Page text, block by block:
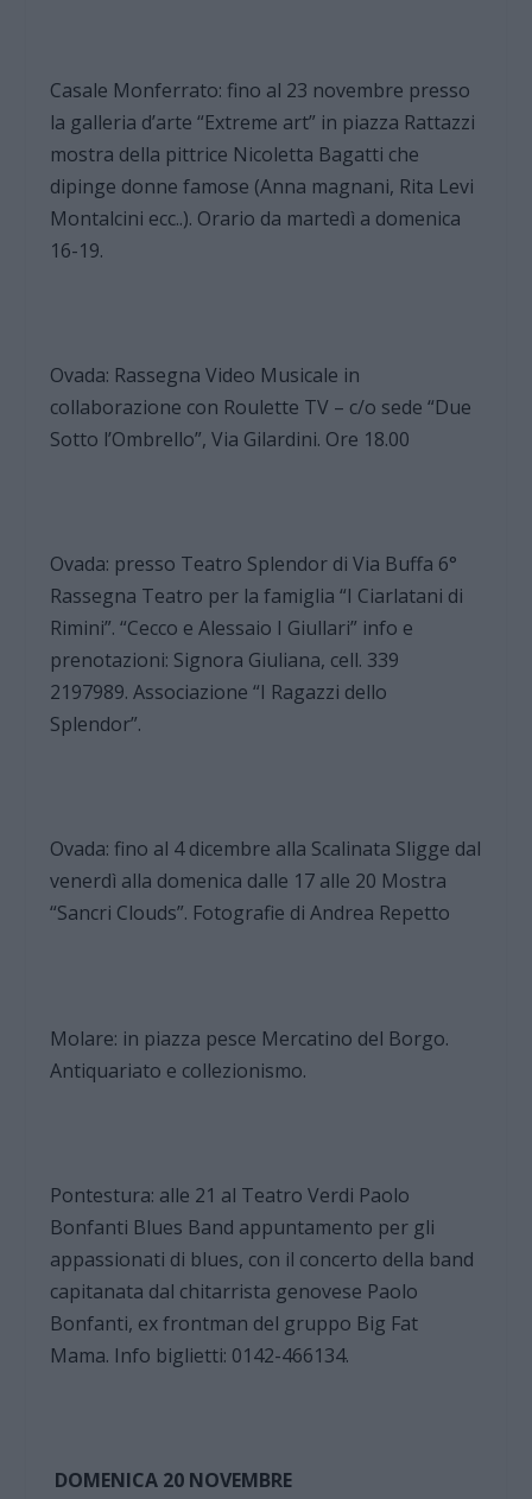
Casale Monferrato: fino al 23 novembre presso
la galleria d’arte “Extreme art” in piazza Rattazzi
mostra della pittrice Nicoletta Bagatti che
dipinge donne famose (Anna magnani, Rita Levi
Montalcini ecc..). Orario da martedì a domenica
16-19.
Ovada: Rassegna Video Musicale in
collaborazione con Roulette TV – c/o sede “Due
Sotto l’Ombrello”, Via Gilardini. Ore 18.00
Ovada: presso Teatro Splendor di Via Buffa 6°
Rassegna Teatro per la famiglia “I Ciarlatani di
Rimini”. “Cecco e Alessaio I Giullari” info e
prenotazioni: Signora Giuliana, cell. 339
2197989. Associazione “I Ragazzi dello
Splendor”.
Ovada: fino al 4 dicembre alla Scalinata Sligge dal
venerdì alla domenica dalle 17 alle 20 Mostra
“Sancri Clouds”. Fotografie di Andrea Repetto
Molare: in piazza pesce Mercatino del Borgo.
Antiquariato e collezionismo.
Pontestura: alle 21 al Teatro Verdi Paolo
Bonfanti Blues Band appuntamento per gli
appassionati di blues, con il concerto della band
capitanata dal chitarrista genovese Paolo
Bonfanti, ex frontman del gruppo Big Fat
Mama. Info biglietti: 0142-466134.
DOMENICA 20 NOVEMBRE